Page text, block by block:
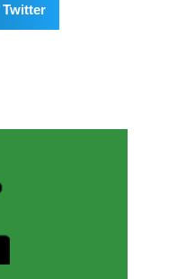
Twitter